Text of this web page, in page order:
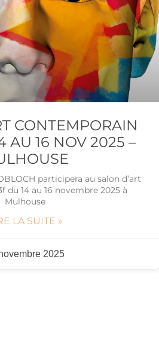
CONTEMPORAIN
AU 16 NOV 2025 –
participera au salon d’art
14 au 16 novembre 2025 à
Mulhouse
LA SUITE »
2025